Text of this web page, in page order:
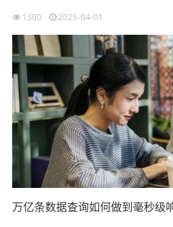
1300 2025-04-01
万亿条数据查询如何做到毫秒级